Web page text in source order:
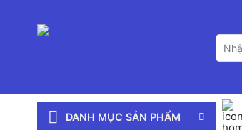
Tìm
kiếm:
DANH MỤC SẢN PHẨM